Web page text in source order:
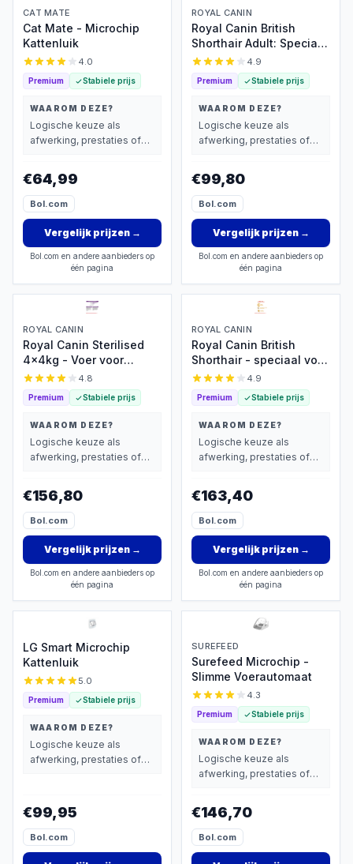
CAT MATE
Cat Mate - Microchip
Kattenluik
4.0
Premium Stabiele prijs
WAAROM DEZE?
Logische keuze als
afwerking, prestaties of
€64,99
Bol.com
Vergelijk prijzen→
Bol.com en andere aanbieders op
één pagina
ROYAL CANIN
Royal Canin British
Shorthair Adult: Speciaal
kattenvoer voor sterke
4.9
Premium Stabiele prijs
WAAROM DEZE?
Logische keuze als
afwerking, prestaties of
€99,80
Bol.com
Vergelijk prijzen→
Bol.com en andere aanbieders op
één pagina
ROYAL CANIN
Royal Canin Sterilised
4x4kg - Voer voor
gesteriliseerde katten
4.8
Premium Stabiele prijs
WAAROM DEZE?
Logische keuze als
afwerking, prestaties of
€156,80
Bol.com
Vergelijk prijzen→
Bol.com en andere aanbieders op
één pagina
ROYAL CANIN
Royal Canin British
Shorthair - speciaal voer
voor spieren &
tandgezondheid
4.9
Premium Stabiele prijs
WAAROM DEZE?
Logische keuze als
afwerking, prestaties of
€163,40
Bol.com
Vergelijk prijzen→
Bol.com en andere aanbieders op
één pagina
LG Smart Microchip
Kattenluik
5.0
Premium Stabiele prijs
WAAROM DEZE?
Logische keuze als
afwerking, prestaties of
€99,95
Bol.com
SUREFEED
Surefeed Microchip -
Slimme Voerautomaat
4.3
Premium Stabiele prijs
WAAROM DEZE?
Logische keuze als
afwerking, prestaties of
€146,70
Bol.com